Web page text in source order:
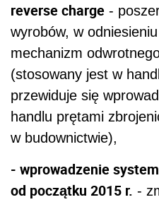
reverse charge -
wyrobów, w
mechanizm
(stosowany jest w
przewiduje się
handlu prętami
w budownictwie),
- wprowadzenie
od początku 2015 r. -